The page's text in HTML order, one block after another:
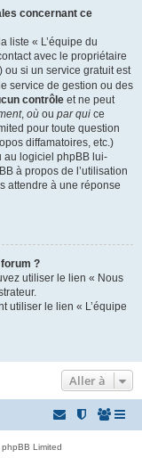
concernant ce
liste « L’équipe du
avec le propriétaire
) ou si un service gratuit est
service de gestion ou des
contrôle et ne peut
, où ou par qui ce
pour toute question
diffamatoires, etc.)
au logiciel phpBB lui-
à propos de l’utilisation
attendre à une réponse
?
utiliser le lien « Nous
utiliser le lien « L’équipe
Aller à
Limited